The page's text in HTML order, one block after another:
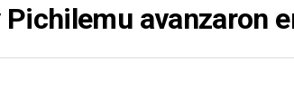
avanzaron